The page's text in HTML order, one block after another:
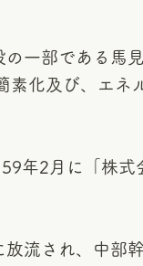
一部である馬
素化及び、エネ
年2月に「株式
流され、中部